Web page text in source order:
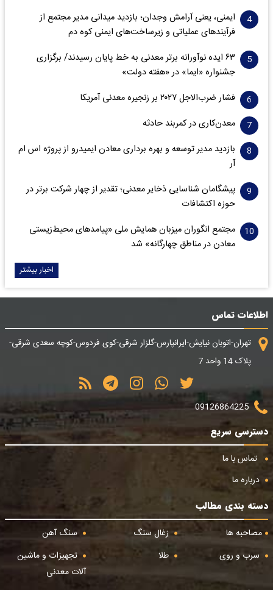
ایمنی، یعنی آرامش وجدان؛ بازدید میدانی مدیر مجتمع از
فرآیندهای عملیاتی و زیرساخت‌های ایمنی کوه دم
۶۳ ایده نوآورانه برتر معدنی به خط پایان رسیدند/ برگزاری
جشنواره «ایما» در «هفته دولت»
فشار ضرب‌الاجل ۲۰۲۷ بر زنجیره معدنی آمریکا
معدن‌کاری در کمربند حادثه
بازدید مدیر توسعه و بهره برداری معادن ایمیدرو از پروژه اس ام
آر
پیشگامان شناسایی ذخایر معدنی؛ تقدیر از چهار شرکت برتر در
حوزه اکتشافات‌
مجتمع انگوران میزبان همایش ملی «پیامدهای محیط‌زیستی
معادن در مناطق چهارگانه» شد
اخبار بیشتر
اطلاعات تماس
تهران-اتوبان نیایش-ایرانپارس-گلزار شرقی-کوی فردوس-کوچه سعدی شرقی-
پلاک 14 واحد 7
09126864225
دسترسی سریع
تماس با ما
درباره ما
دسته بندی مطالب
مصاحبه ها
زغال سنگ
سنگ آهن
سرب و روی
طلا
تجهیزات و ماشین
آلات معدنی